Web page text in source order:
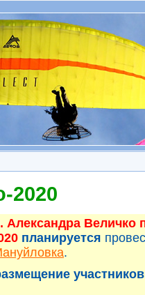
2020
Александра Величко
планируется
.